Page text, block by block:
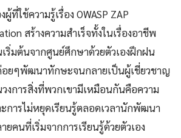
ที่ใช้ความรู้เรื่อง OWASP ZAP
สร้างความสำเร็จทั้งในเรื่องอาชีพ
ริ่มต้นจากศูนย์ศึกษาด้วยตัวเองฝึกฝน
อยๆพัฒนาทักษะจนกลายเป็นผู้เชี่ยวชาญ
งการสิ่งที่พวกเขามีเหมือนกันคือความ
การไม่หยุดเรียนรู้ตลอดเวลานักพัฒนา
คนที่เริ่มจากการเรียนรู้ด้วยตัวเอง